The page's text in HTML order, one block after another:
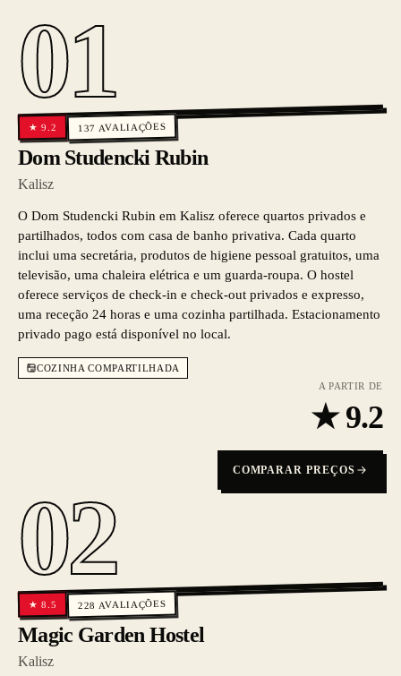
01
★9.2 137 AVALIAÇÕES
Dom Studencki Rubin
Kalisz
O Dom Studencki Rubin em Kalisz oferece quartos privados e
partilhados, todos com casa de banho privativa. Cada quarto
inclui uma secretária, produtos de higiene pessoal gratuitos, uma
televisão, uma chaleira elétrica e um guarda-roupa. O hostel
oferece serviços de check-in e check-out privados e expresso,
uma receção 24 horas e uma cozinha partilhada. Estacionamento
privado pago está disponível no local.
COZINHA COMPARTILHADA
A PARTIR DE
★9.2
COMPARAR PREÇOS
02
★8.5 228 AVALIAÇÕES
Magic Garden Hostel
Kalisz